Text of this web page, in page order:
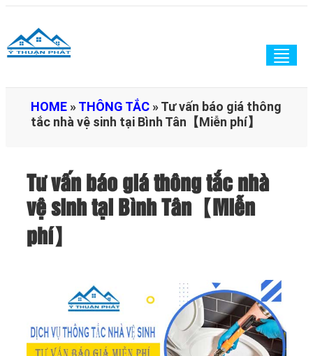
HOME »THÔNG TẮC »Tư vấn báo giá thông
tắc nhà vệ sinh tại Bình Tân【Miễn phí】
Tư vấn báo giá thông tắc nhà
vệ sinh tại Bình Tân【Miễn
phí】